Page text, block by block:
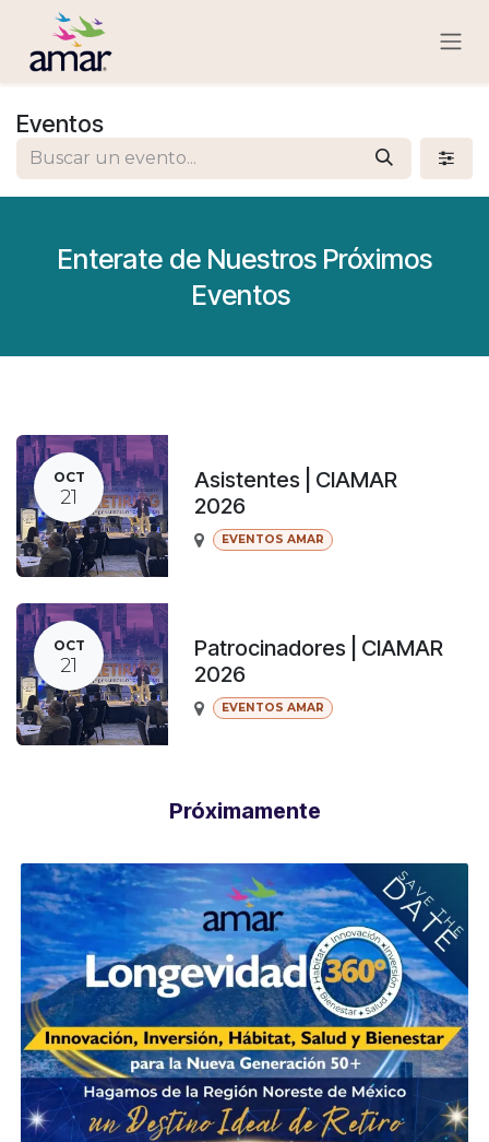
Ir al contenido
Eventos
Enterate de Nuestros Próximos
Eventos
OCT
21
Asistentes | CIAMAR
2026
EVENTOS AMAR
OCT
21
Patrocinadores | CIAMAR
2026
EVENTOS AMAR
Próximamente